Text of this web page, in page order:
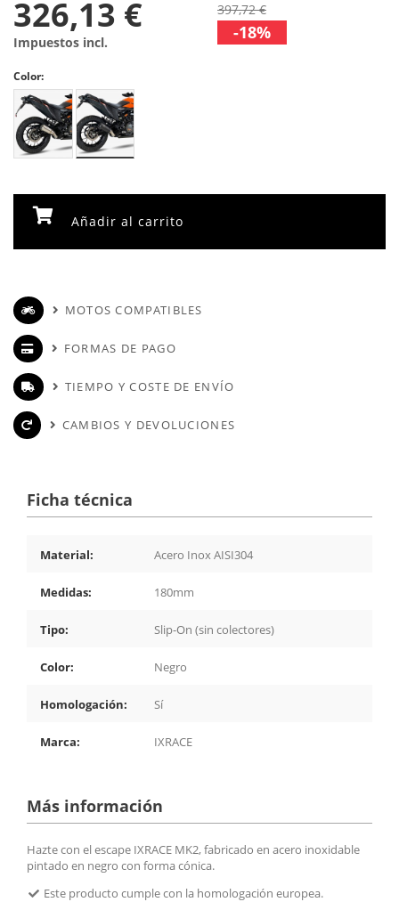
326,13 €
Impuestos incl.
397,72 €
-18%
Color:
Añadir al carrito
MOTOS COMPATIBLES
FORMAS DE PAGO
TIEMPO Y COSTE DE ENVÍO
CAMBIOS Y DEVOLUCIONES
Ficha técnica
Material: Acero Inox AISI304
Medidas: 180mm
Tipo: Slip-On (sin colectores)
Color: Negro
Homologación: Sí
Marca: IXRACE
Más información
Hazte con el escape IXRACE MK2, fabricado en acero inoxidable
pintado en negro con forma cónica.
Este producto cumple con la homologación europea.